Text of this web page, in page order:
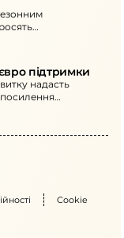
підтримки
надасть
Cookie